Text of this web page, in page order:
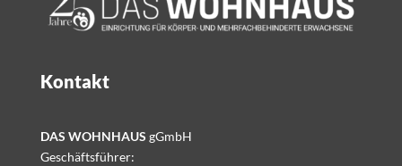
Kontakt
DAS WOHNHAUS gGmbH
Geschäftsführer: